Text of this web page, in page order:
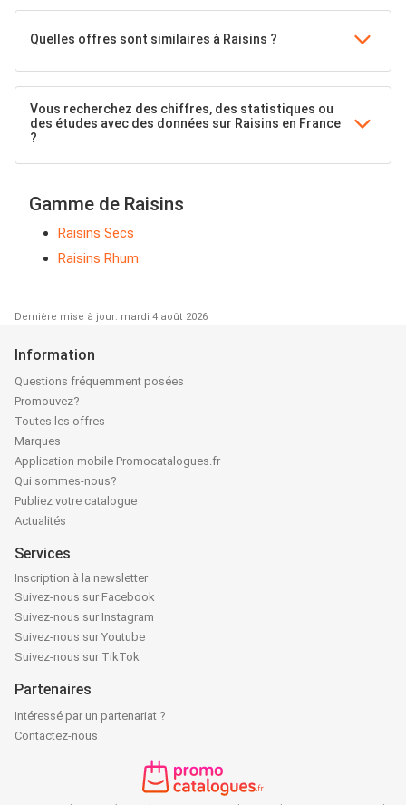
Quelles offres sont similaires à Raisins ?
Vous recherchez des chiffres, des statistiques ou
des études avec des données sur Raisins en France
?
Gamme de Raisins
Raisins Secs
Raisins Rhum
Dernière mise à jour: mardi 4 août 2026
Information
Questions fréquemment posées
Promouvez?
Toutes les offres
Marques
Application mobile Promocatalogues.fr
Qui sommes-nous?
Publiez votre catalogue
Actualités
Services
Inscription à la newsletter
Suivez-nous sur Facebook
Suivez-nous sur Instagram
Suivez-nous sur Youtube
Suivez-nous sur TikTok
Partenaires
Intéressé par un partenariat ?
Contactez-nous